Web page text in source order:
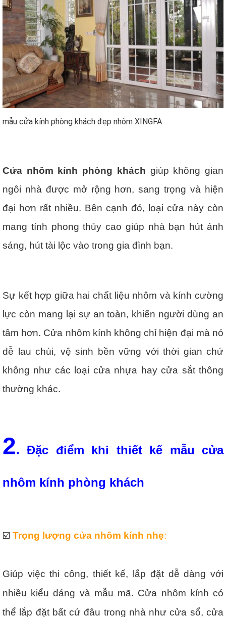
mẫu cửa kính phòng khách đẹp nhôm XINGFA
Cửa nhôm kính phòng khách giúp không gian
ngôi nhà được mở rộng hơn, sang trọng và hiện
đại hơn rất nhiều. Bên cạnh đó, loại cửa này còn
mang tính phong thủy cao giúp nhà bạn hút ánh
sáng, hút tài lộc vào trong gia đình bạn.
Sự kết hợp giữa hai chất liệu nhôm và kính cường
lực còn mang lại sự an toàn, khiến người dùng an
tâm hơn. Cửa nhôm kính không chỉ hiện đại mà nó
dễ lau chùi, vệ sinh bền vững với thời gian chứ
không như các loại cửa nhựa hay cửa sắt thông
thường khác.
2. Đặc điểm khi thiết kế mẫu cửa
nhôm kính phòng khách
☑️ Trọng lượng cửa nhôm kính nhẹ:
Giúp việc thi công, thiết kế, lắp đặt dễ dàng với
nhiều kiểu dáng và mẫu mã. Cửa nhôm kính có
thể lắp đặt bất cứ đâu trong nhà như cửa sổ, cửa